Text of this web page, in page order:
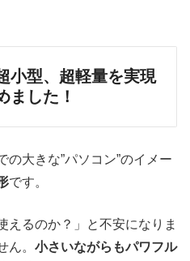
小型、超軽量を実現
ました！
大きな”パソコン”のイメー
です。
えるのか？」と不安になりま
ん。 小さいながらもパワフル